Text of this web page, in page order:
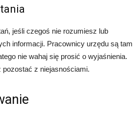
jeśli czegoś nie rozumiesz lub
informacji. Pracownicy urzędu są tam
nie wahaj się prosić o wyjaśnienia.
pozostać z niejasnościami.